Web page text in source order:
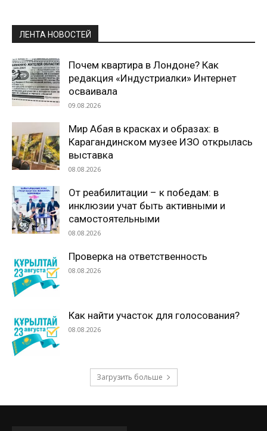
ЛЕНТА НОВОСТЕЙ
Почем квартира в Лондоне? Как
редакция «Индустриалки» Интернет
осваивала
09.08.2026
Мир Абая в красках и образах: в
Карагандинском музее ИЗО открылась
выставка
08.08.2026
От реабилитации – к победам: в
инклюзии учат быть активными и
самостоятельными
08.08.2026
Проверка на ответственность
08.08.2026
Как найти участок для голосования?
08.08.2026
Загрузить больше